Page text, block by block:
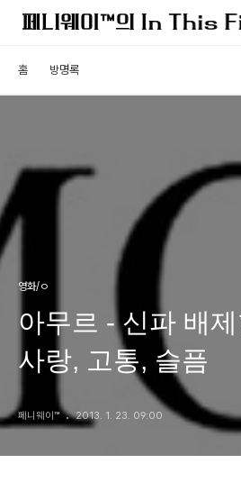
홈 방명록
영화/ㅇ
아무르 - 신파 배
사랑, 고통, 슬픔
페니웨이™ 2013. 1. 23. 09:00